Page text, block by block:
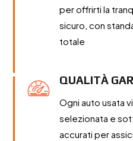
per offrirti la
sicuro, con
totale
QUALITÀ
Ogni auto usata
selezionata e
accurati per